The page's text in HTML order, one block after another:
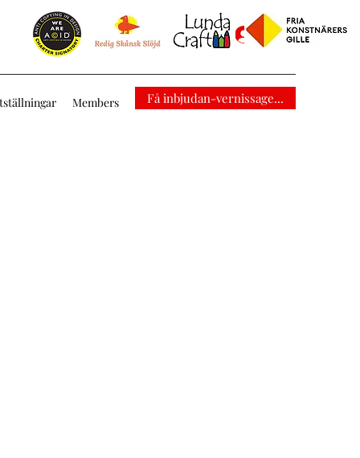
Logga in
Members Få inbjudan-vernissage...